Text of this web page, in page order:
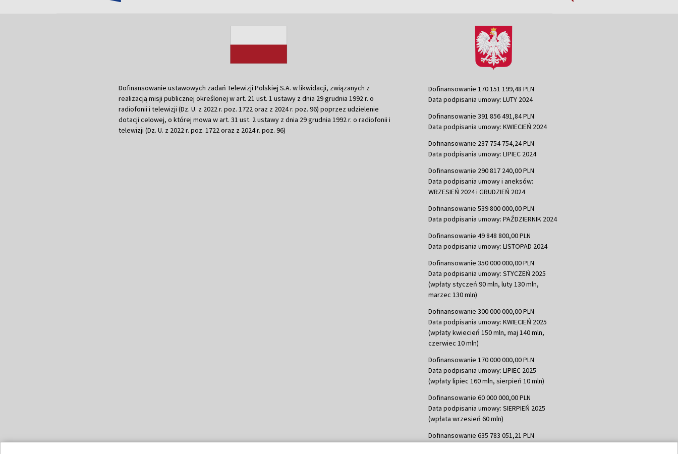
Dofinansowanie ustawowych zadań Telewizji Polskiej S.A. w likwidacji, związanych z
realizacją misji publicznej określonej w art. 21 ust. 1 ustawy z dnia 29 grudnia 1992 r. o
radiofonii i telewizji (Dz. U. z 2022 r. poz. 1722 oraz z 2024 r. poz. 96) poprzez udzielenie
dotacji celowej, o której mowa w art. 31 ust. 2 ustawy z dnia 29 grudnia 1992 r. o radiofonii i
telewizji (Dz. U. z 2022 r. poz. 1722 oraz z 2024 r. poz. 96)
Dofinansowanie 170 151 199,48 PLN
Data podpisania umowy: LUTY 2024
Dofinansowanie 391 856 491,84 PLN
Data podpisania umowy: KWIECIEŃ 2024
Dofinansowanie 237 754 754,24 PLN
Data podpisania umowy: LIPIEC 2024
Dofinansowanie 290 817 240,00 PLN
Data podpisania umowy i aneksów:
WRZESIEŃ 2024 i GRUDZIEŃ 2024
Dofinansowanie 539 800 000,00 PLN
Data podpisania umowy: PAŹDZIERNIK 2024
Dofinansowanie 49 848 800,00 PLN
Data podpisania umowy: LISTOPAD 2024
Dofinansowanie 350 000 000,00 PLN
Data podpisania umowy: STYCZEŃ 2025
(wpłaty styczeń 90 mln, luty 130 mln,
marzec 130 mln)
Dofinansowanie 300 000 000,00 PLN
Data podpisania umowy: KWIECIEŃ 2025
(wpłaty kwiecień 150 mln, maj 140 mln,
czerwiec 10 mln)
Dofinansowanie 170 000 000,00 PLN
Data podpisania umowy: LIPIEC 2025
(wpłaty lipiec 160 mln, sierpień 10 mln)
Dofinansowanie 60 000 000,00 PLN
Data podpisania umowy: SIERPIEŃ 2025
(wpłata wrzesień 60 mln)
Dofinansowanie 635 783 051,21 PLN